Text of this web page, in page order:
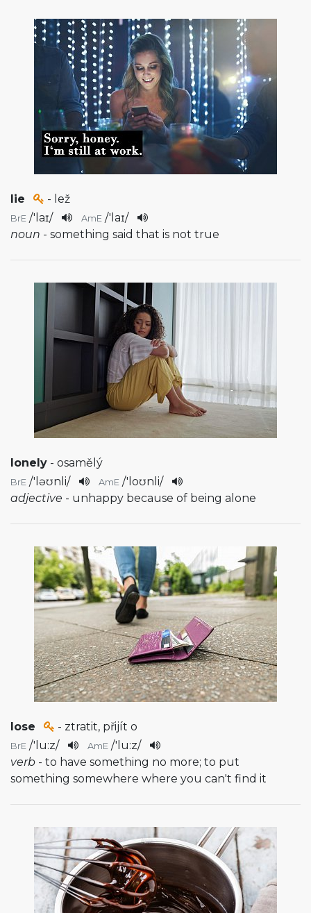
lie - lež
BrE /'laɪ/ AmE /'laɪ/
noun - something said that is not true
lonely - osamělý
BrE /'ləʊnli/ AmE /'loʊnli/
adjective - unhappy because of being alone
lose - ztratit, přijít o
BrE /'lu:z/ AmE /'lu:z/
verb - to have something no more; to put
something somewhere where you can't find it